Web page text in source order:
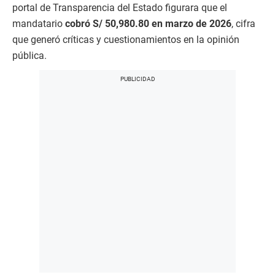
portal de Transparencia del Estado figurara que el
mandatario cobró S/ 50,980.80 en marzo de 2026, cifra
que generó críticas y cuestionamientos en la opinión
pública.